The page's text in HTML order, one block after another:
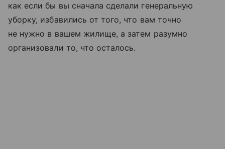
как если бы вы сначала сделали генеральную
уборку, избавились от того, что вам точно
не нужно в вашем жилище, а затем разумно
организовали то, что осталось.